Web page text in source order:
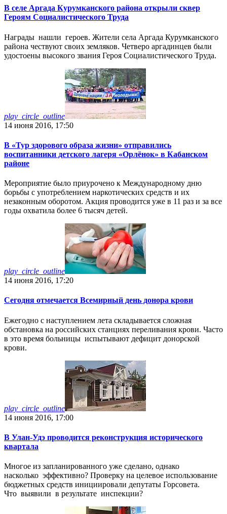
В селе Аргада Курумканского района открыли сквер
Героям Социалистического Труда
Награды нашли героев. Жители села Аргада Курумканского
района чествуют своих земляков. Четверо аргадинцев были
удостоены высокого звания Героя Социалистического Труда.
play_circle_outline
14 июня 2016, 17:50
В «Тур здорового образа жизни» отправились
воспитанники детского лагеря «Орлёнок» в Кабанском
районе
Мероприятие было приурочено к Международному дню
борьбы с употреблением наркотических средств и их
незаконным оборотом. Акция проводится уже в 11 раз и за все
годы охватила более 6 тысяч детей.
play_circle_outline
14 июня 2016, 17:20
Сегодня отмечается Всемирный день донора крови
Ежегодно с наступлением лета складывается сложная
обстановка на российских станциях переливания крови. Часто
в это время больницы испытывают дефицит донорской
крови.
play_circle_outline
14 июня 2016, 17:00
В Улан-Удэ проводится реконструкция исторического
квартала
Многое из запланированного уже сделано, однако
насколько эффективно? Проверку на целевое использование
бюджетных средств инициировали депутаты Горсовета.
Что выявили в результате инспекции?